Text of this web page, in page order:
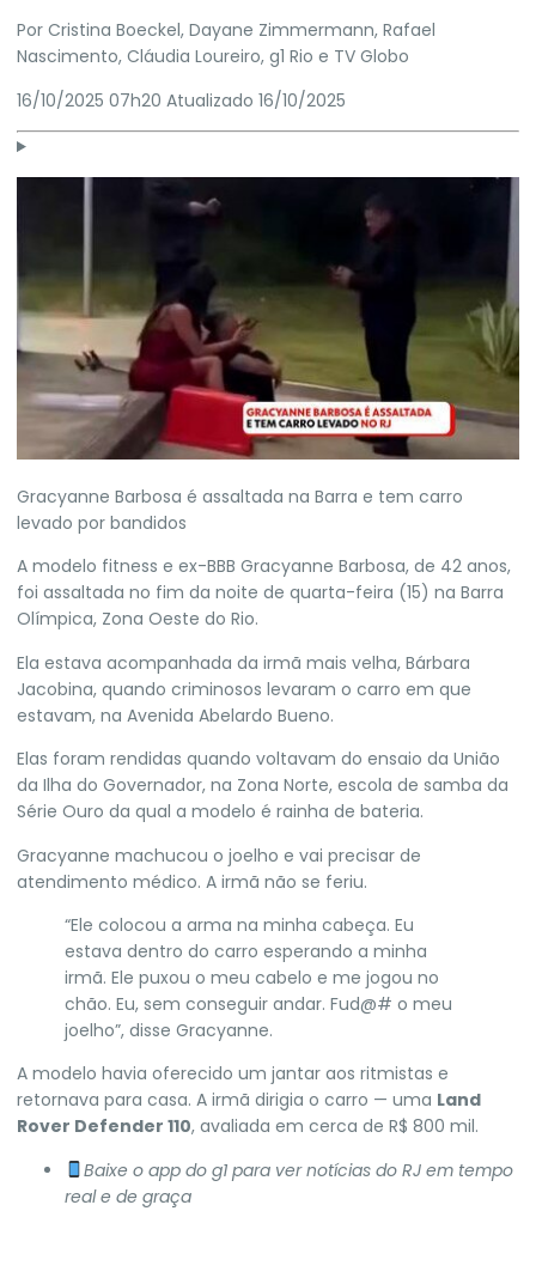
Por Cristina Boeckel, Dayane Zimmermann, Rafael
Nascimento, Cláudia Loureiro, g1 Rio e TV Globo
16/10/2025 07h20 Atualizado 16/10/2025
Gracyanne Barbosa é assaltada na Barra e tem carro
levado por bandidos
A modelo fitness e ex-BBB Gracyanne Barbosa, de 42 anos,
foi assaltada no fim da noite de quarta-feira (15) na Barra
Olímpica, Zona Oeste do Rio.
Ela estava acompanhada da irmã mais velha, Bárbara
Jacobina, quando criminosos levaram o carro em que
estavam, na Avenida Abelardo Bueno.
Elas foram rendidas quando voltavam do ensaio da União
da Ilha do Governador, na Zona Norte, escola de samba da
Série Ouro da qual a modelo é rainha de bateria.
Gracyanne machucou o joelho e vai precisar de
atendimento médico. A irmã não se feriu.
“Ele colocou a arma na minha cabeça. Eu
estava dentro do carro esperando a minha
irmã. Ele puxou o meu cabelo e me jogou no
chão. Eu, sem conseguir andar. Fud@# o meu
joelho”, disse Gracyanne.
A modelo havia oferecido um jantar aos ritmistas e
retornava para casa. A irmã dirigia o carro — uma Land
Rover Defender 110, avaliada em cerca de R$ 800 mil.
Baixe o app do g1 para ver notícias do RJ em tempo
real e de graça